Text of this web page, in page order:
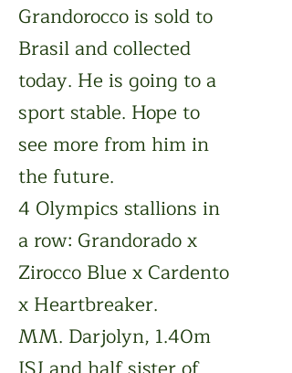
Grandorocco is sold to
Brasil and collected
today. He is going to a
sport stable. Hope to
see more from him in
the future.
4 Olympics stallions in
a row: Grandorado x
Zirocco Blue x Cardento
x Heartbreaker.
MM. Darjolyn, 1.40m